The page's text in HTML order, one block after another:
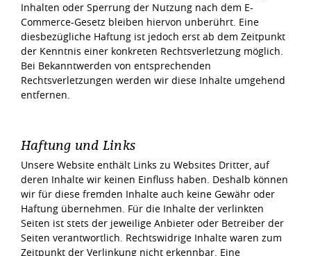
Inhalten oder Sperrung der Nutzung nach dem E-
Commerce-Gesetz bleiben hiervon unberührt. Eine
diesbezügliche Haftung ist jedoch erst ab dem Zeitpunkt
der Kenntnis einer konkreten Rechtsverletzung möglich.
Bei Bekanntwerden von entsprechenden
Rechtsverletzungen werden wir diese Inhalte umgehend
entfernen.
Haftung und Links
Unsere Website enthält Links zu Websites Dritter, auf
deren Inhalte wir keinen Einfluss haben. Deshalb können
wir für diese fremden Inhalte auch keine Gewähr oder
Haftung übernehmen. Für die Inhalte der verlinkten
Seiten ist stets der jeweilige Anbieter oder Betreiber der
Seiten verantwortlich. Rechtswidrige Inhalte waren zum
Zeitpunkt der Verlinkung nicht erkennbar. Eine